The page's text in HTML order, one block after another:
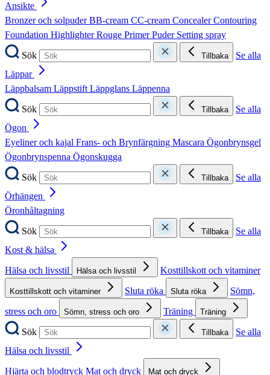
Ansikte
Bronzer och solpuderBB-cream CC-cream ConcealerContouring
Foundation HighlighterRouge PrimerPuder Setting spray
Sök
Tillbaka
Se alla
Läppar
Läppbalsam LäppstiftLäppglans Läppenna
Sök
Tillbaka
Se alla
Ögon
Eyeliner och kajal Frans- och Brynfärgning Mascara Ögonbrynsgel
Ögonbrynspenna Ögonskugga
Sök
Tillbaka
Se alla
Örhängen
Öronhåltagning
Sök
Tillbaka
Se alla
Kost & hälsa
Hälsa och livsstil
Hälsa och livsstil Kosttillskott och vitaminer
Kosttillskott och vitaminer Sluta röka Sluta röka
Sömn,
stress och oro
Sömn, stress och oro Träning Träning
Sök Tillbaka
Se alla
Hälsa och livsstil
Hjärta och blodtryck Mat och dryck Mat och dryck